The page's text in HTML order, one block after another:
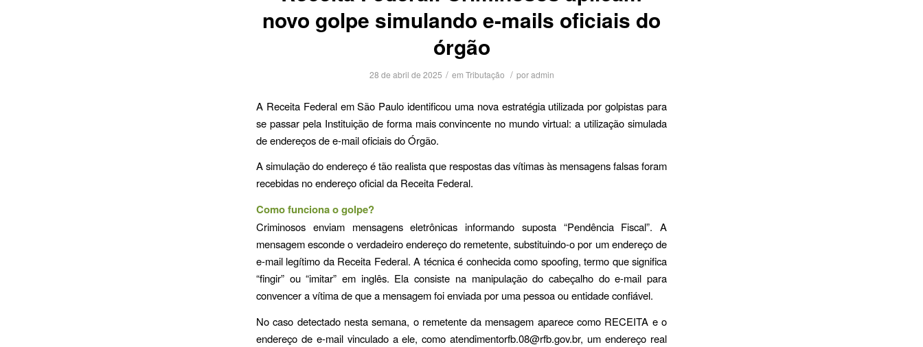
novo golpe simulando e-mails oficiais do
órgão
28 de abril de 2025 / em Tributação / poradmin
A Receita Federal em São Paulo identificou uma nova estratégia utilizada por golpistas para
se passar pela Instituição de forma mais convincente no mundo virtual: a utilização simulada
de endereços de e-mail oficiais do Órgão.
A simulação do endereço é tão realista que respostas das vítimas às mensagens falsas foram
recebidas no endereço oficial da Receita Federal.
Como funciona o golpe?
Criminosos enviam mensagens eletrônicas informando suposta “Pendência Fiscal”. A
mensagem esconde o verdadeiro endereço do remetente, substituindo-o por um endereço de
e-mail legítimo da Receita Federal. A técnica é conhecida como spoofing, termo que significa
“fingir” ou “imitar” em inglês. Ela consiste na manipulação do cabeçalho do e-mail para
convencer a vítima de que a mensagem foi enviada por uma pessoa ou entidade confiável.
No caso detectado nesta semana, o remetente da mensagem aparece como RECEITA e o
endereço de e-mail vinculado a ele, como atendimentorfb.08@rfb.gov.br, um endereço real